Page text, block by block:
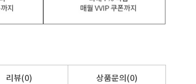
리뷰(0) 상품문의(0)